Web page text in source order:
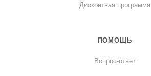
Дисконтная программа
ПОМОЩЬ
Вопрос-ответ